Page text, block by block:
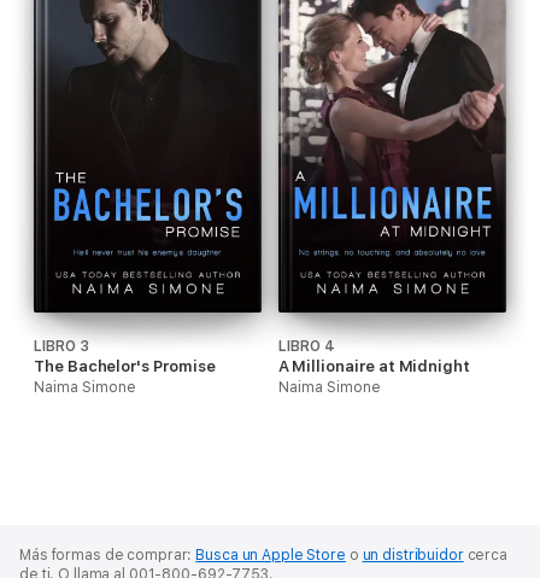
LIBRO 3
The Bachelor's Promise
Naima Simone
LIBRO 4
A Millionaire at Midnight
Naima Simone
Más formas de comprar: Busca un Apple Store o un distribuidorcerca
de ti. O llama al 001-800-692-7753.